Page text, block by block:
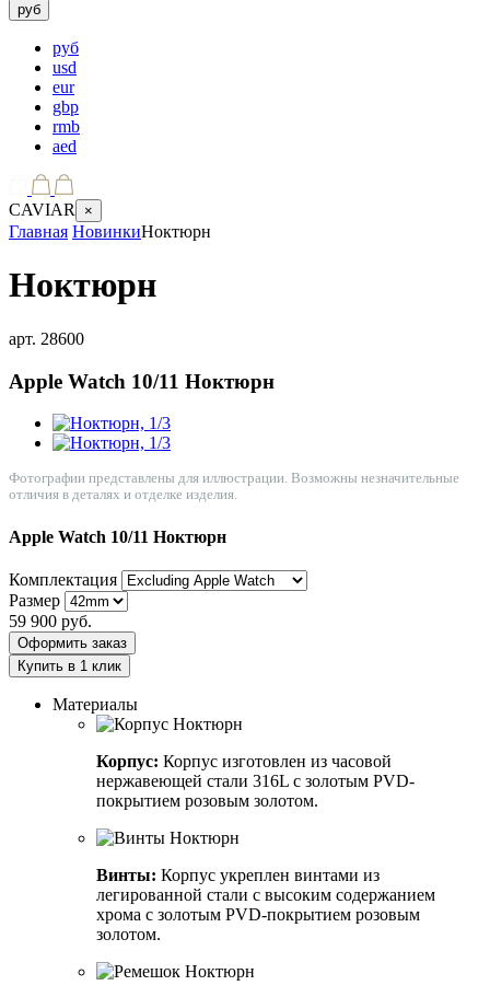
руб
руб
usd
eur
gbp
rmb
aed
CAVIAR ×
Главная НовинкиНоктюрн
Ноктюрн
арт. 28600
Apple Watch 10/11 Ноктюрн
Фотографии представлены для иллюстрации. Возможны незначительные
отличия в деталях и отделке изделия.
Apple Watch 10/11 Ноктюрн
Комплектация
Размер
59 900 руб.
Оформить заказ
Купить в 1 клик
Материалы
Корпус: Корпус изготовлен из часовой
нержавеющей стали 316L с золотым PVD-
покрытием розовым золотом.
Винты: Корпус укреплен винтами из
легированной стали с высоким содержанием
хрома с золотым PVD-покрытием розовым
золотом.